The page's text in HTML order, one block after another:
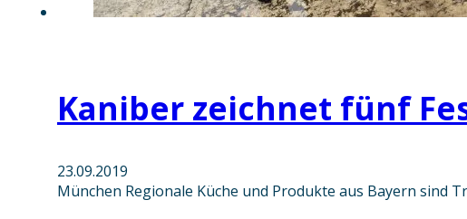
Kaniber zeichnet fünf
23.09.2019
München Regionale Küche und Produkte aus Bayern sind